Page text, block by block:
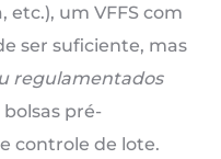
etc.), um VFFS com
ser suficiente, mas
regulamentados
pré-
controle de lote.